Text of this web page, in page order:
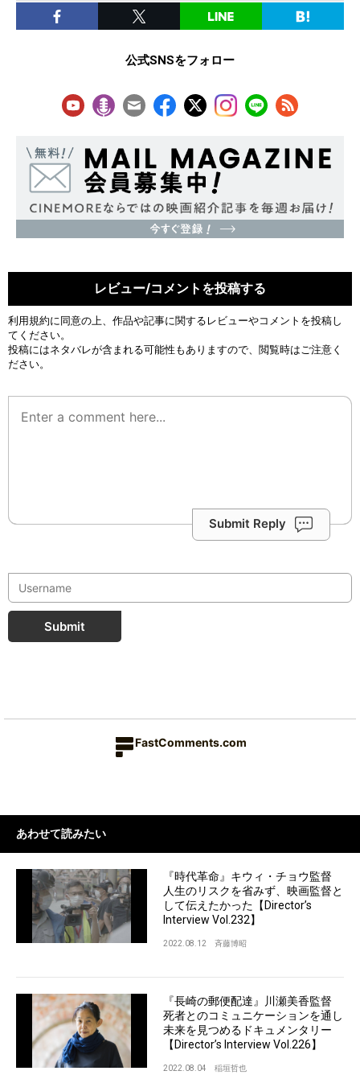
公式SNSをフォロー
レビュー/コメントを投稿する
利用規約に同意の上、作品や記事に関するレビューやコメントを投稿し
てください。
投稿にはネタバレが含まれる可能性もありますので、閲覧時はご注意く
ださい。
Submit Reply
Submit
FastComments.com
あわせて読みたい
『時代革命』キウィ・チョウ監督
人生のリスクを省みず、映画監督と
して伝えたかった【Director’s
Interview Vol.232】
2022.08.12 斉藤博昭
『長崎の郵便配達』川瀬美香監督
死者とのコミュニケーションを通し
未来を見つめるドキュメンタリー
【Director’s Interview Vol.226】
2022.08.04 稲垣哲也